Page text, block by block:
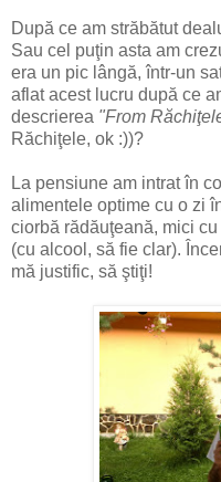
După ce am străbătut
Sau cel puţin asta am
era un pic lângă, într-un
aflat acest lucru după ce
descrierea "From
Răchiţele, ok :))?
La pensiune am intrat în
alimentele optime cu o zi
ciorbă rădăuţeană, mici
(cu alcool, să fie clar).
mă justific, să ştiţi!